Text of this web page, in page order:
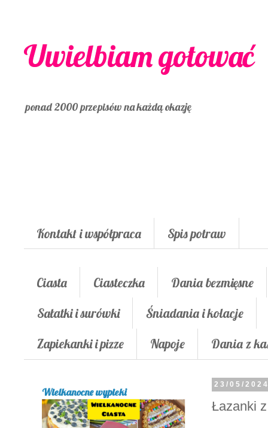
Uwielbiam gotować
ponad 2000 przepisów na każdą okazję
Kontakt i współpraca Spis potraw
Ciasta Ciasteczka
Dania bezmięsne
Sałatki i surówki
Śniadania i kolacje
Zapiekanki i pizze
Napoje Dania z
23/05/
Łazanki
Wielkanocne wypieki